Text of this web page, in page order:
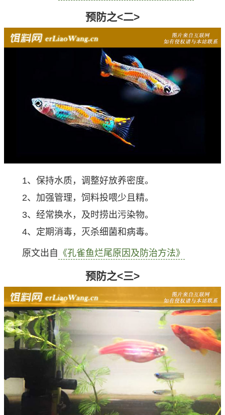
预防之<二>
1、保持水质，调整好放养密度。
2、加强管理，饲料投喂少且精。
3、经常换水，及时捞出污染物。
4、定期消毒，灭杀细菌和病毒。
原文出自 《孔雀鱼烂尾原因及防治方法》
预防之<三>